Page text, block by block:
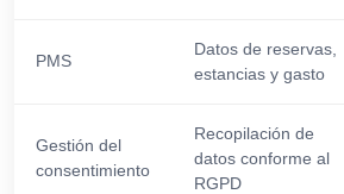
PMS
Datos de reservas,
estancias y gasto
Gestión del
consentimiento
Recopilación de
datos conforme al
RGPD